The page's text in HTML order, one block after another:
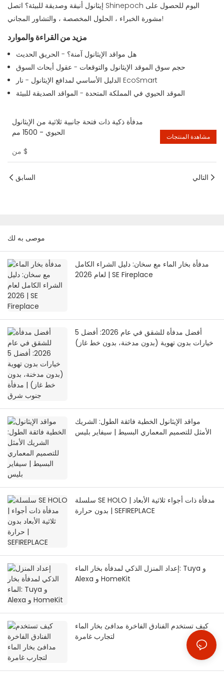
إيثانول أنيقة وصديقة للبيئة؟
اتصل Shinepoch اليوم للحصول على
مشورة الخبراء ، الحلول المخصصة ، والتشاور المجاني!
مزيد من القراءة والموارد
هل مواقد الإيثانول آمنة؟ - الحريق الحديث
حجم سوق الموقد الإيثانول والتوقعات - عقول أبحاث السوق
الدليل الأساسي لمدافع الإيثانول - نار EcoSmart
الموقد الحيوي في المملكة المتحدة - المواقد الصديقة للبيئة
مدفأة ذكية ذات فتحة جانبية ثلاثية من الإيثانول
الحيوي - 1500 مم
$
مشاهدة المنتجات
السابق التالي
موصى به لك
مدفأة بخار الماء مع سخان: دليل الشراء الكامل
لعام 2026 | SE Fireplace
أفضل مدفأة للشقق في عام 2026: أفضل 5
خيارات بدون تهوية (بدون مدخنة، بدون خط غاز)
مواقد الإيثانول الخطية فائقة الطول: الشريك
الأمثل للتصميم المعماري البسيط | سيفاير بليس
سلسلة SE HOLO | مدفأة ذات أجواء ثلاثية الأبعاد
بدون حرارة | SEFIREPLACE
إعداد المنزل الذكي لمدفأة بخار الماء: Tuya و
Alexa و HomeKit
كيف تستخدم الفنادق الفاخرة مدافئ بخار الماء
لتجارب غامرة